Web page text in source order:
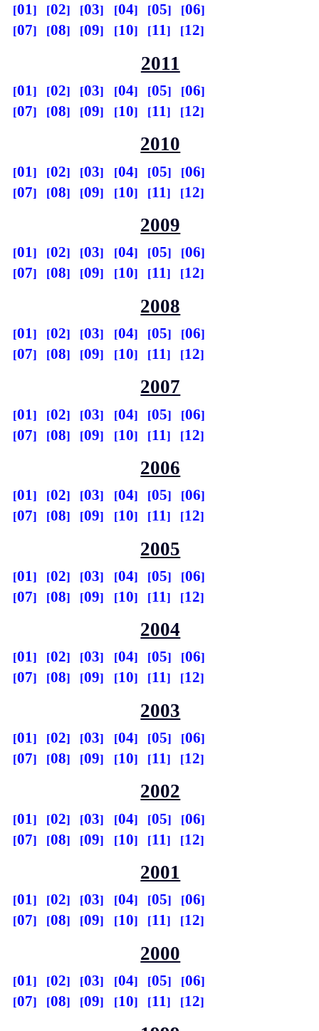
01 02 03 04 05
06
07
08 09 10 11 12
2011
01 02 03 04 05
06
07
08 09 10 11 12
2010
01 02 03 04 05
06
07
08 09 10 11 12
2009
01 02 03 04 05
06
07
08 09 10 11 12
2008
01 02 03 04 05
06
07
08 09 10 11 12
2007
01 02 03 04 05
06
07
08 09 10 11 12
2006
01 02 03 04 05
06
07
08 09 10 11 12
2005
01 02 03 04 05
06
07
08 09 10 11 12
2004
01 02 03 04 05
06
07
08 09 10 11 12
2003
01 02 03 04 05
06
07
08 09 10 11 12
2002
01 02 03 04 05
06
07
08 09 10 11 12
2001
01 02 03 04 05
06
07
08 09 10 11 12
2000
01 02 03 04 05
06
07
08 09 10 11 12